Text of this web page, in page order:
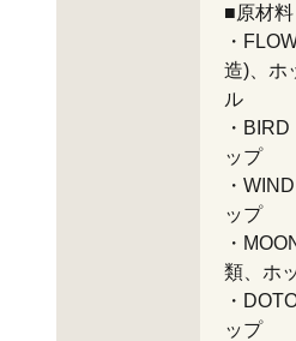
■原材
・
造)、ホ
ル
・
ップ
・
ップ
・
類、ホ
・
ップ